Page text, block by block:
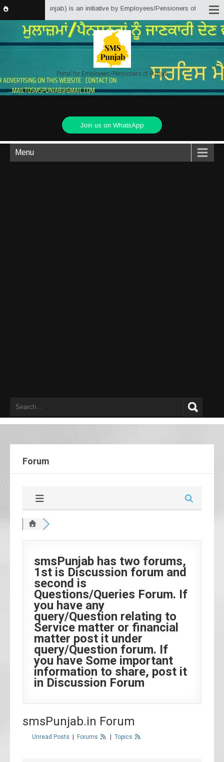
Punjab) is an initiative by Employees/Pensioners of Punjab
Portal for Employees/Pensioners of Punjab
Join us on WhatsApp
Menu
Forum
smsPunjab has two forums,
1st is Discussion forum and
second is
Questions/Queries Forum. If
you have any
query/Question relating to
Service matter or financial
matter post it under
query/Question forum. If
you have Some important
information to share, post it
in Discussion Forum
smsPunjab.in Forum
Unread Posts Forums Topics